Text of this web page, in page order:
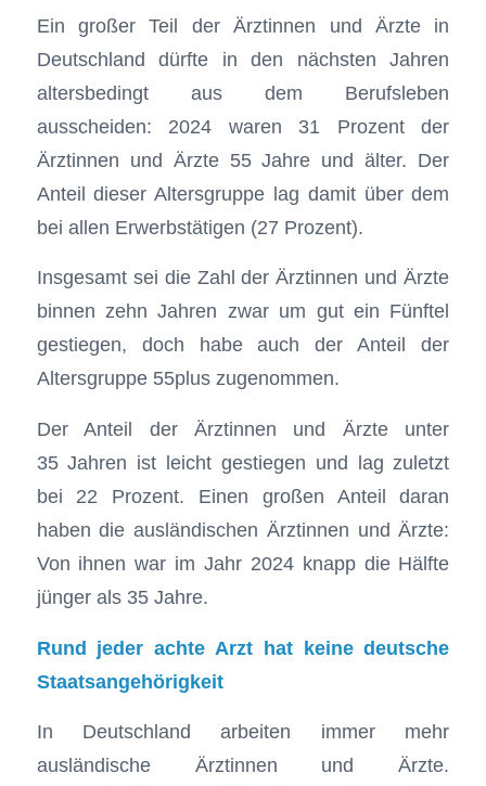
Ein großer Teil der Ärztinnen und Ärzte in
Deutschland dürfte in den nächsten Jahren
altersbedingt aus dem Berufsleben
ausscheiden: 2024 waren 31 Prozent der
Ärztinnen und Ärzte 55 Jahre und älter. Der
Anteil dieser Altersgruppe lag damit über dem
bei allen Erwerbstätigen (27 Prozent).
Insgesamt sei die Zahl der Ärztinnen und Ärzte
binnen zehn Jahren zwar um gut ein Fünftel
gestiegen, doch habe auch der Anteil der
Altersgruppe 55plus zugenommen.
Der Anteil der Ärztinnen und Ärzte unter
35 Jahren ist leicht gestiegen und lag zuletzt
bei 22 Prozent. Einen großen Anteil daran
haben die ausländischen Ärztinnen und Ärzte:
Von ihnen war im Jahr 2024 knapp die Hälfte
jünger als 35 Jahre.
Rund jeder achte Arzt hat keine deutsche
Staatsangehörigkeit
In Deutschland arbeiten immer mehr
ausländische Ärztinnen und Ärzte.